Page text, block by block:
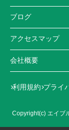
ブログ
アクセスマップ
会社概要
利用規約 プライ
Copyright(c) エイ